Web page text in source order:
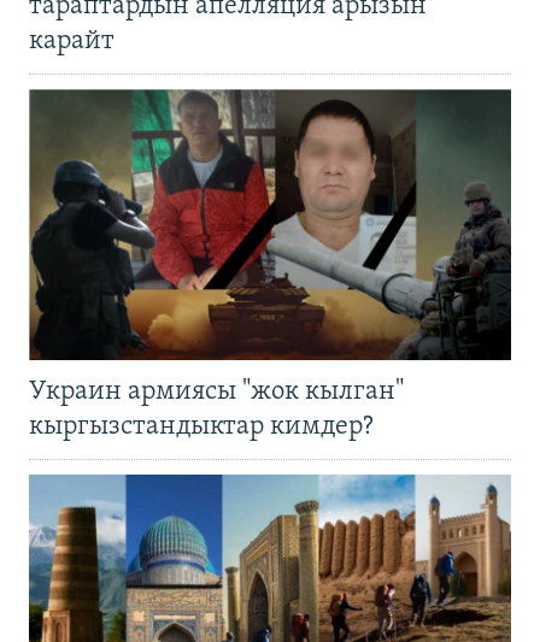
тараптардын апелляция арызын
карайт
Украин армиясы "жок кылган"
кыргызстандыктар кимдер?